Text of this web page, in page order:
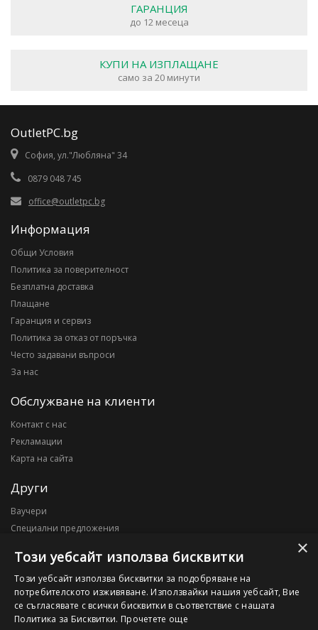
ГАРАНЦИЯ
до 12 месеца
КУПИ НА ИЗПЛАЩАНЕ
само за 20 минути
OutletPC.bg
София, ул."Любляна" 34
0879 048 745
office@outletpc.bg
Информация
Общи Условия
Политика за поверителност
Безплатна доставка
Плащане
Гаранция и сервиз
Политика за отказ от поръчка
Често задавани въпроси
За нас
Обслужване на клиенти
Контакт с нас
Рекламации
Карта на сайта
Други
Ваучери
Специални предложения
Моят профил
Моят профил
История на поръчките
×
Този уебсайт използва бисквитки
Този уебсайт използва бисквитки за подобряване на
потребителското изживяване. Използвайки нашия уебсайт, Вие
се съгласявате с всички бисквитки в съответствие с нашата
Политика за Бисквитки. Прочетете още